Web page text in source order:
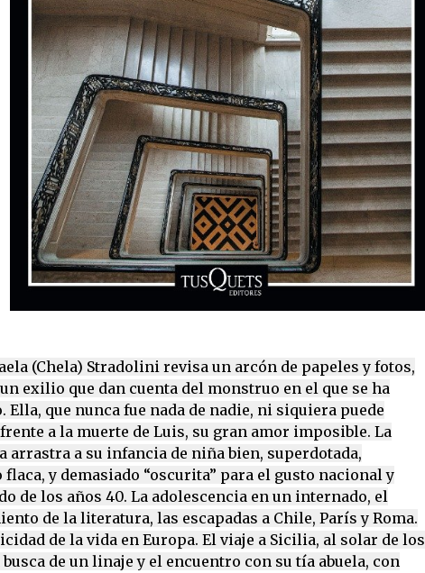
(Chela) Stradolini revisa un arcón de papeles y fotos,
exilio que dan cuenta del monstruo en el que se ha
Ella, que nunca fue nada de nadie, ni siquiera puede
a la muerte de Luis, su gran amor imposible. La
arrastra a su infancia de niña bien, superdotada,
flaca, y demasiado “oscurita” para el gusto nacional y
de los años 40. La adolescencia en un internado, el
de la literatura, las escapadas a Chile, París y Roma.
de la vida en Europa. El viaje a Sicilia, al solar de los
busca de un linaje y el encuentro con su tía abuela, con